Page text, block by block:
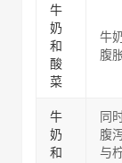
牛
奶
和
酸
菜
牛
腹
牛
奶
和
同
腹
与